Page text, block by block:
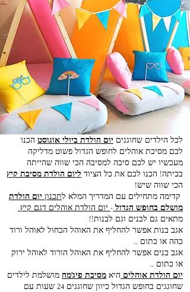
לכל הילדים שחוגגים יום הולדת ביולי אוגוסט הכנו
לכם מסיבת אוהלים לחופש הגדול פשוט מדליקה
מעכשיו יש לכם סיבה למסיבה הכי שווה שהייתה
בכיתה! הכנו לכם את כל הציוד ליום הולדת מסיבת קיץ
הכי שווה שיש!
קדימה מתחילים עם המדריך המלא לתכנון יום הולדת
מושלם בחופש הגדול - יום הולדת אוהלים דגם קיץ
מתאים גם לבנים וגם לבנות!!
אגב בנות אפשר להחליף את האוהל הכחול לאוהל ורוד
כהה או כתום ..
אגב בנים אפשר להחליף את האוהל הורוד לאוהל ירוק
או כתום ..
יום הולדת אוהלים היא מסיבת פיג'מה מושלמת לילדים
שחוגגים בחופש הגדול כיוון שחוגגים 24 שעות עם